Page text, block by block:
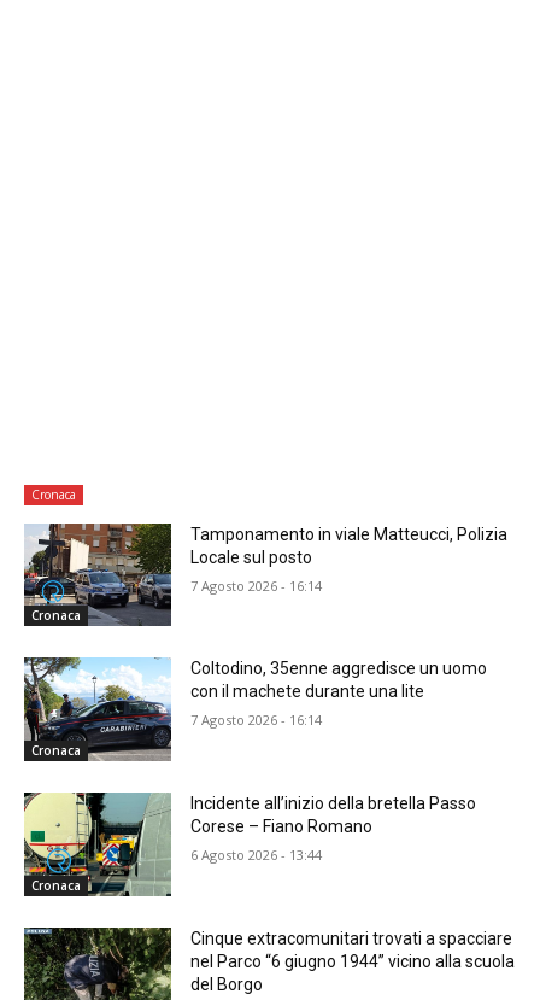
Cronaca
Cronaca
Tamponamento in viale Matteucci, Polizia
Locale sul posto
7 Agosto 2026 - 16:14
Cronaca
Coltodino, 35enne aggredisce un uomo
con il machete durante una lite
7 Agosto 2026 - 16:14
Cronaca
Incidente all’inizio della bretella Passo
Corese – Fiano Romano
6 Agosto 2026 - 13:44
Cinque extracomunitari trovati a spacciare
nel Parco “6 giugno 1944” vicino alla scuola
del Borgo